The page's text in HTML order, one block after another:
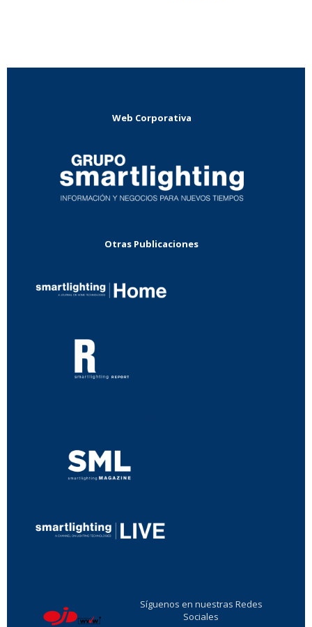
Web Corporativa
Otras Publicaciones
Síguenos en nuestras Redes
Sociales